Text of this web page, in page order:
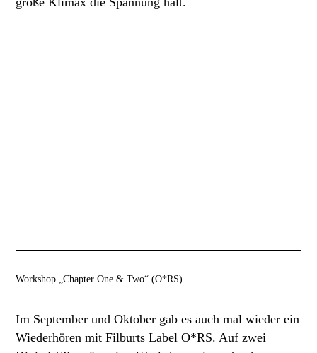
Workshop „Chapter One & Two“ (O*RS)
Im September und Oktober gab es auch mal wieder ein
Wiederhören mit Filburts Label O*RS. Auf zwei